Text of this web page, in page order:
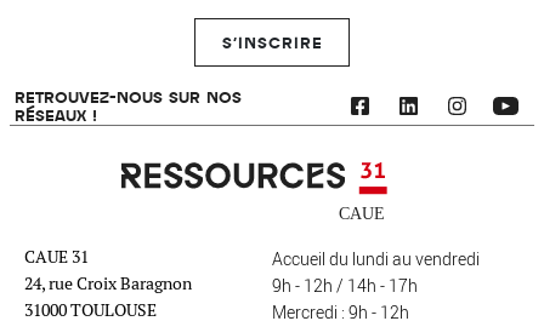
S'INSCRIRE
RETROUVEZ-NOUS SUR NOS
RÉSEAUX !
Ressources 31
CAUE 31
24, rue Croix Baragnon
31000 TOULOUSE
Accueil du lundi au vendredi
9h - 12h / 14h - 17h
Mercredi : 9h - 12h